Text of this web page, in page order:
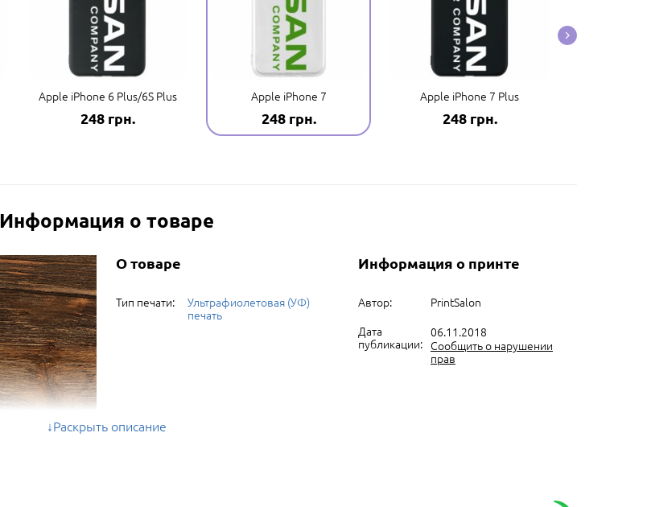
Apple iPhone 6 Plus/6S Plus
248 грн.
Apple iPhone 7
248 грн.
Apple iPhone 7 Plus
248 грн.
Информация о товаре
О товаре
Тип печати:
Ультрафиолетовая (УФ)
печать
Информация о принте
Автор:
PrintSalon
Дата
публикации:
06.11.2018
Сообщить о нарушении
прав
Раскрыть описание